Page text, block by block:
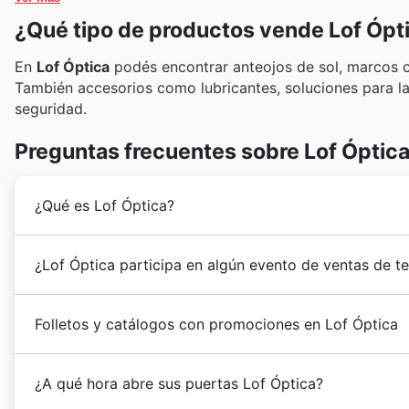
¿Qué tipo de productos vende Lof
En Lof Óptica podés encontrar anteojos de sol, marcos
También accesorios como lubricantes, soluciones
seguridad.
Preguntas frecuentes sobre Lof Óptica
¿Qué es Lof Óptica?
vista y posicionarse como representante de las
¿Lof Óptica participa en algún evento de ventas de
semanales. Aunque no podemos anticipar todas las
concuponesespeciales para fechas clave como el
fin de año como las rebajas de verano, las de
Nuevo
. Además, suelen adherirse a eventos de
Folletos y catálogos con promociones en Lof Óptica
artículos y accesorios para la vista. En Argentina
¿A qué hora abre sus puertas Lof Óptica?